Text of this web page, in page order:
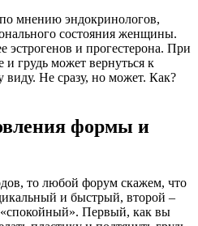
мнению эндокринологов,
состояния женщины.
эстрогенов и прогестерона. При
грудь может вернуться к
Не сразу, но может. Как?
формы и
то любой форум скажем, что
и быстрый, второй –
Первый, как вы